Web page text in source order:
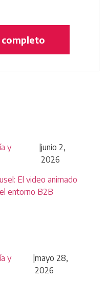
y
junio 2,
2026
El video animado
entorno B2B
y
|mayo 28,
2026